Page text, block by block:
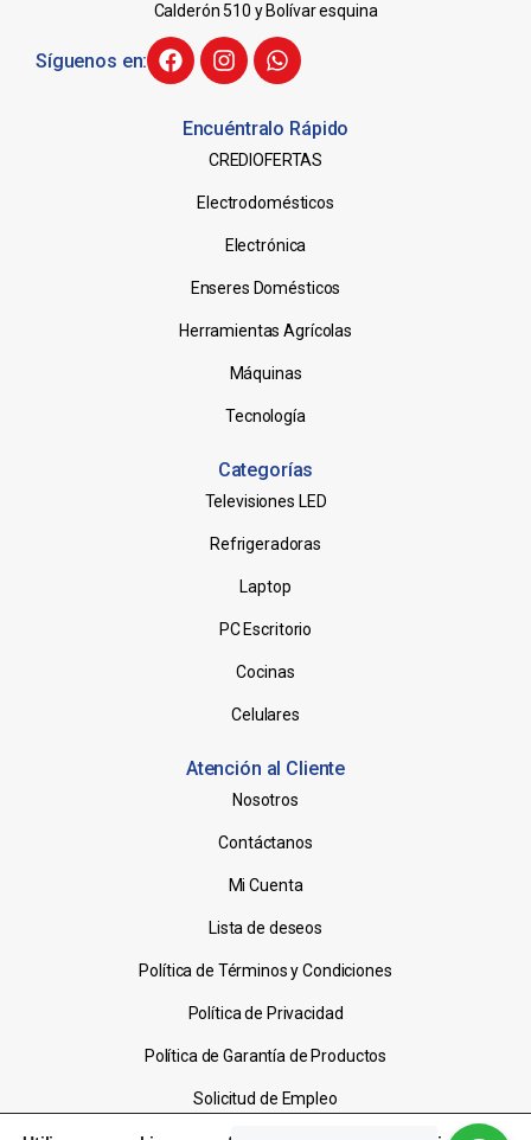
Calderón 510 y Bolívar esquina
Síguenos en:
Encuéntralo Rápido
CREDIOFERTAS
Electrodomésticos
Electrónica
Enseres Domésticos
Herramientas Agrícolas
Máquinas
Tecnología
Categorías
Televisiones LED
Refrigeradoras
Laptop
PC Escritorio
Cocinas
Celulares
Atención al Cliente
Nosotros
Contáctanos
Mi Cuenta
Lista de deseos
Política de Términos y Condiciones
Política de Privacidad
Política de Garantía de Productos
Solicitud de Empleo